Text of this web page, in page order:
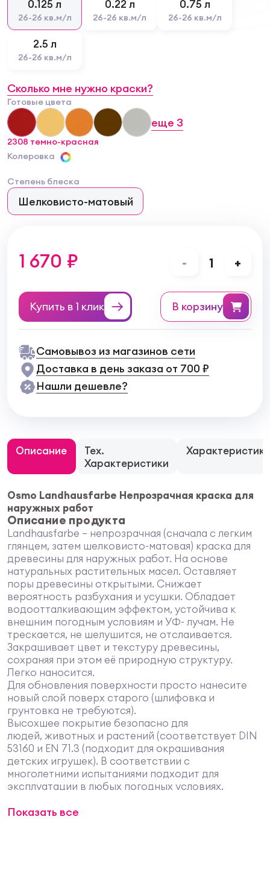
0.125 л
26-26 кв.м/л
0.22 л
26-26 кв.м/л
0.75 л
26-26 кв.м/л
2.5 л
26-26 кв.м/л
Сколько мне нужно краски?
Готовые цвета
2308 темно-красная
еще 3
Колеровка
Степень блеска
Шелковисто-матовый
1 670 ₽ - 1 +
Купить в 1 клик в корзину
Самовывоз из магазинов сети
Доставка в день заказа от 700 ₽
Нашли дешевле?
Описание
Тех.
Характеристики
Характеристики
Osmo Landhausfarbe Непрозрачная краска для
наружных работ
Описание продукта
Landhausfarbe – непрозрачная (сначала с легким
глянцем, затем шелковисто-матовая) краска для
древесины для наружных работ. На основе
натуральных растительных масел. Оставляет
поры древесины открытыми. Снижает
вероятность разбухания и усушки. Обладает
водоотталкивающим эффектом, устойчива к
внешним погодным условиям и УФ- лучам. Не
трескается, не шелушится, не отслаивается.
Закрашивает цвет и текстуру древесины,
сохраняя при этом её природную структуру.
Легко наносится.
Для обновления поверхности просто нанесите
новый слой поверх старого (шлифовка и
грунтовка не требуются).
Высохшее покрытие безопасно для
людей, животных и растений (соответствует DIN
53160 и EN 71.3 (подходит для окрашивания
детских игрушек). В соответствии с
многолетними испытаниями подходит для
эксплуатации в любых погодных условиях,
Вашему желанию можно заказать непрозрачную
Показать все